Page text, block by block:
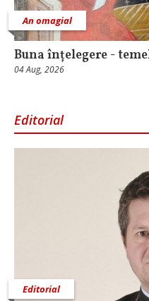
An omagial
Buna înțelegere -
04 Aug, 2026
Editorial
Editorial